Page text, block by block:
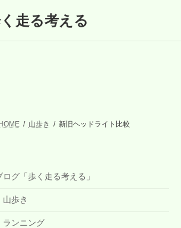
走る考える
山歩き 新旧ヘッドライト比較
ログ「歩く走る考える」
山歩き
ランニング